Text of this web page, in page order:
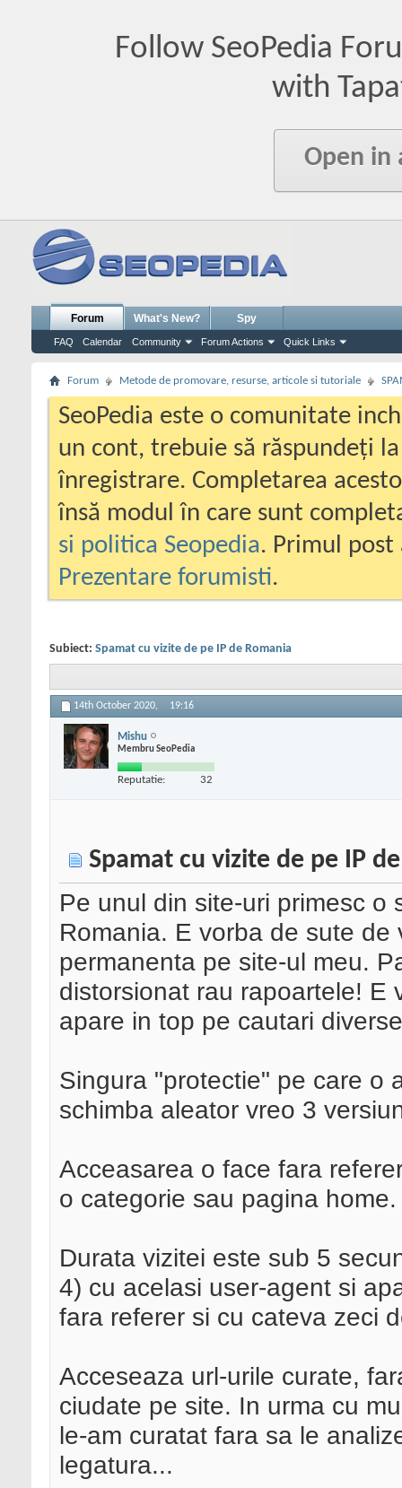
Follow SeoPedia
with
Open in
Forum
FAQ Calendar Community Forum Actions Quick Links
What's New? Spy
Forum Metode de promovare, resurse, articole si tutoriale
SeoPedia este o comunitate
un cont, trebuie să răspundeți
înregistrare. Completarea
însă modul în care sunt
si politica Seopedia. Primul
Prezentare forumisti.
Subiect: Spamat cu vizite de pe IP de Romania
14th October 2020, 19:16
Mishu
Membru SeoPedia
Reputatie: 32
Spamat cu vizite de pe IP
Pe unul din site-uri primesc o
Romania. E vorba de sute
permanenta pe site-ul meu.
distorsionat rau rapoartele! E
apare in top pe cautari
Singura "protectie" pe care o
schimba aleator vreo 3
Acceasarea o face fara
o categorie sau pagina home.
Durata vizitei este sub 5
4) cu acelasi user-agent si
fara referer si cu cateva zeci
Acceseaza url-urile curate,
ciudate pe site. In urma cu
le-am curatat fara sa le
legatura...